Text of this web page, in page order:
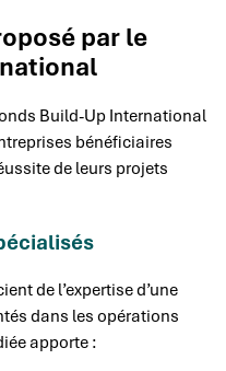
par le
Build-Up International
bénéficiaires
de leurs projets
de l’expertise d’une
dans les opérations
apporte :